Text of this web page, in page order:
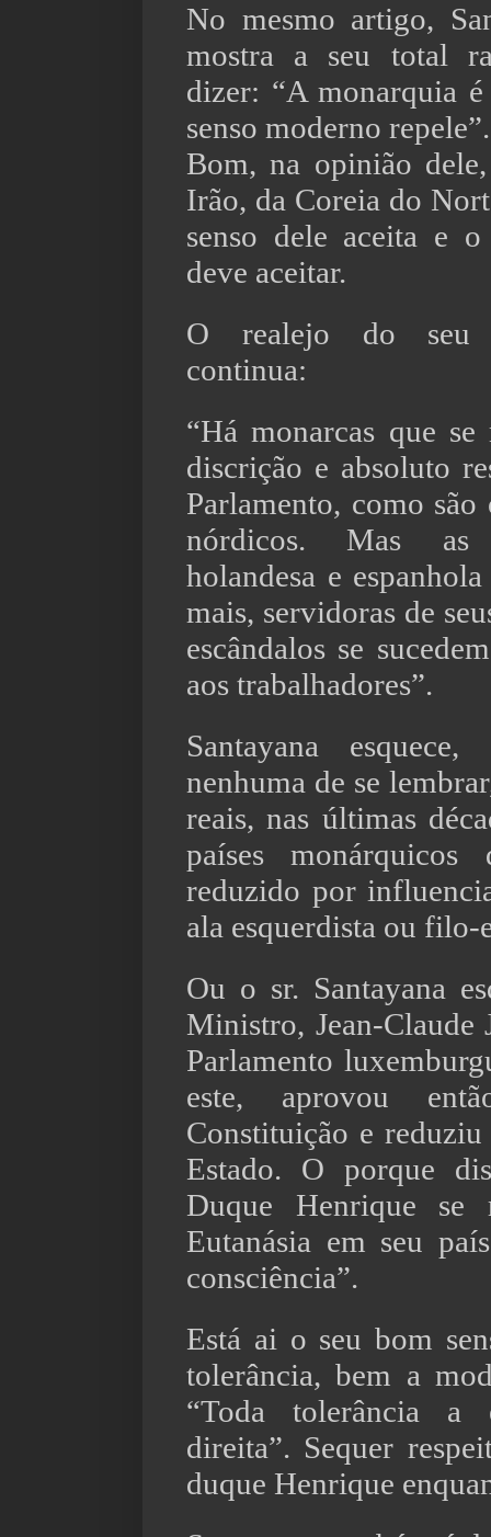
No mesmo artigo,
mostra a seu total
dizer: “A monarquia
senso moderno repele”.
Bom, na opinião
Irão, da Coreia do
senso dele aceita e
deve aceitar.
O realejo do seu
continua:
“Há monarcas que
discrição e absoluto
Parlamento, como são
nórdicos. Mas as
holandesa e
mais, servidoras de
escândalos se
aos trabalhadores”.
Santayana
nenhuma de se
reais, nas últimas
países
reduzido por
ala esquerdista ou filo-
Ou o sr. Santayana
Ministro, Jean-Claude
Parlamento
este, aprovou
Constituição e
Estado. O porque
Duque Henrique se
Eutanásia em seu
consciência”.
Está ai o seu bom
tolerância, bem a
“Toda tolerância a
direita”. Sequer
duque Henrique